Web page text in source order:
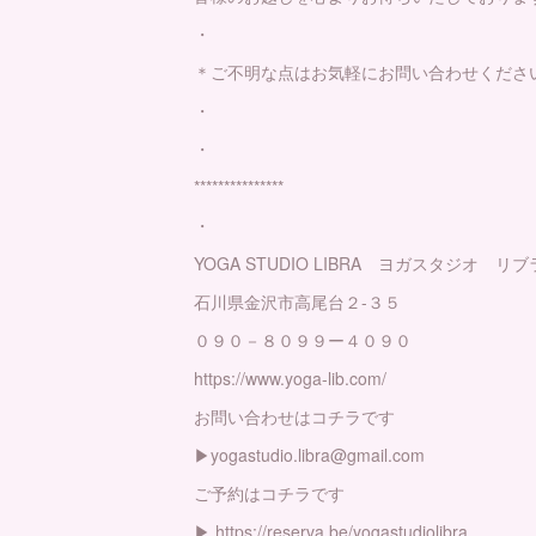
・
＊ご不明な点はお気軽にお問い合わせくださ
・
・
***************
・
YOGA STUDIO LIBRA ヨガスタジオ リブ
石川県金沢市高尾台２-３５
０９０－８０９９ー４０９０
https://www.yoga-lib.com/
お問い合わせはコチラです
▶︎yogastudio.libra@gmail.com
ご予約はコチラです
▶︎ https://reserva.be/yogastudiolibra